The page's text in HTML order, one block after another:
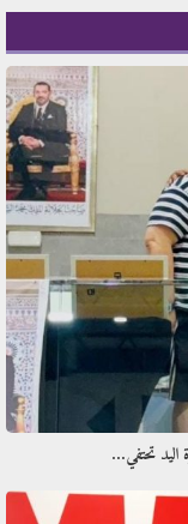
اليد تحتفي…